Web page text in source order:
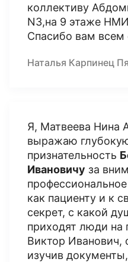
коллективу
N3,на 9 этаже
Спасибо вам всем
Наталья Карпинец
Я, Матвеева Нина
выражаю
признательность
Ивановичу за
как пациенту и к
секрет, с какой
приходят люди на
Виктор Иванович,
изучив